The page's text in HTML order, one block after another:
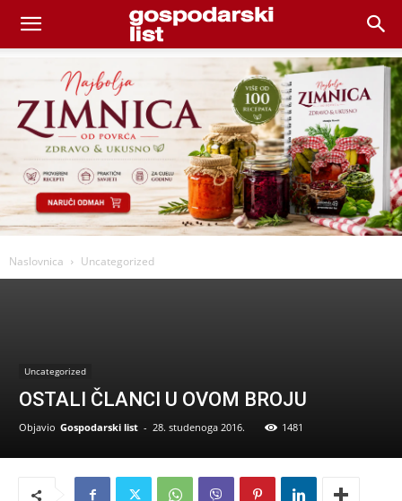
Naslovnica Uncategorized
Uncategorized
OSTALI ČLANCI U OVOM BROJU
Objavio Gospodarski list - 28. studenoga 2016. 1481